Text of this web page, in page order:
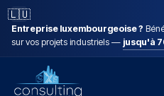
🇱🇺
Entreprise luxembourgeoise ?
sur vos projets industriels — jusqu'à